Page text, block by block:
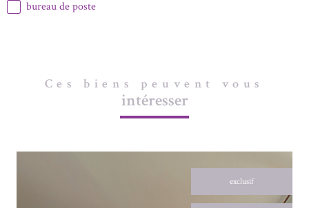
bureau de poste
Ces biens peuvent vous
intéresser
exclusif